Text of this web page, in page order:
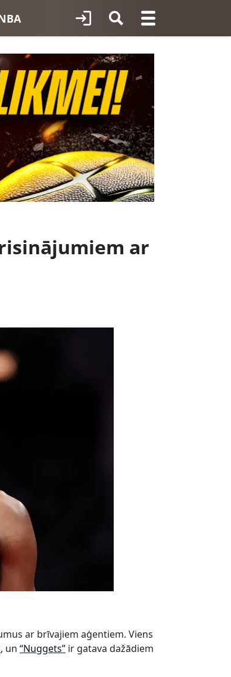
ar
ar brīvajiem aģentiem. Viens
, un “Nuggets” ir gatava dažādiem